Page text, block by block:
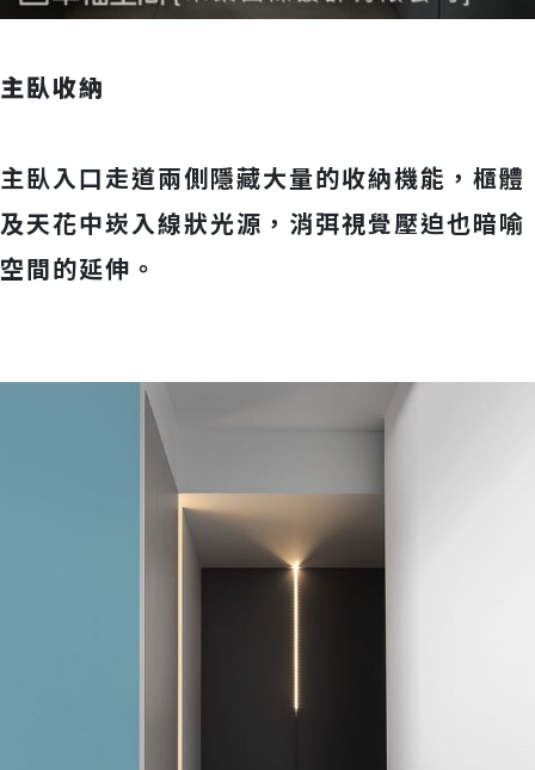
主臥收納
主臥入口走道兩側隱藏大量的收納機能，櫃體
及天花中崁入線狀光源，消弭視覺壓迫也暗喻
空間的延伸。